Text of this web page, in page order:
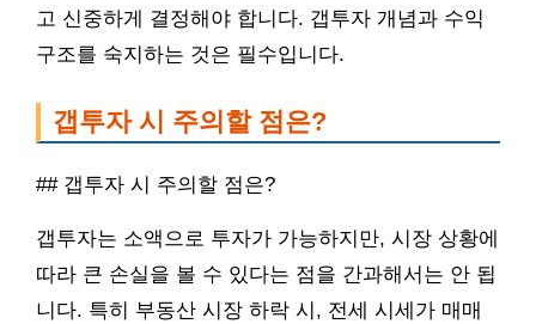
고 신중하게 결정해야 합니다. 갭투자 개념과 수익
구조를 숙지하는 것은 필수입니다.
갭투자 시 주의할 점은?
## 갭투자 시 주의할 점은?
갭투자는 소액으로 투자가 가능하지만, 시장 상황에
따라 큰 손실을 볼 수 있다는 점을 간과해서는 안 됩
니다. 특히 부동산 시장 하락 시, 전세 시세가 매매